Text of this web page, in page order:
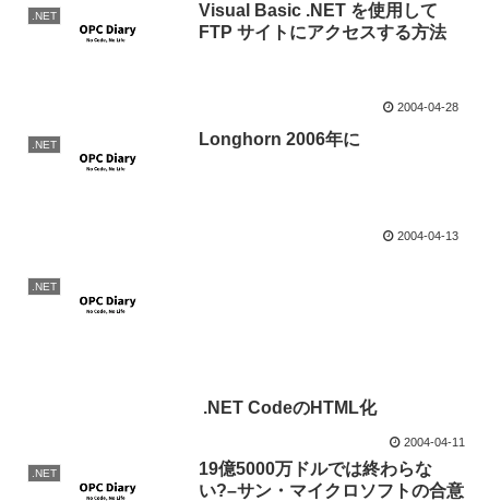
.NET
Visual Basic .NET を使用して
FTP サイトにアクセスする方法
2004-04-28
.NET Longhorn 2006年に
2004-04-13
.NET
.NET CodeのHTML化
2004-04-11
.NET
19億5000万ドルでは終わらな
い?–サン・マイクロソフトの合意